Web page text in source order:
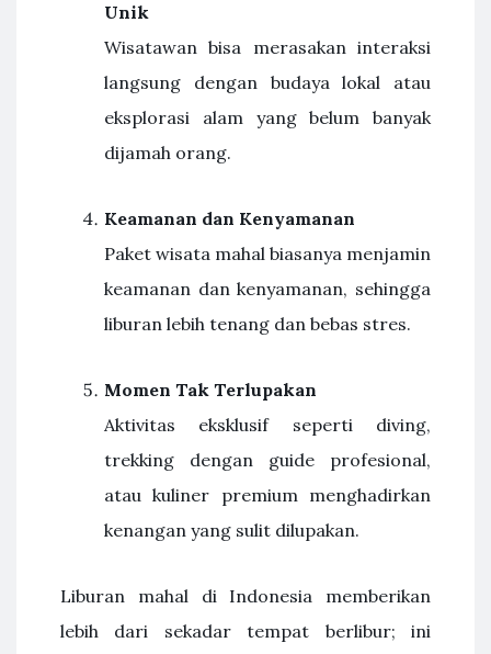
Unik
Wisatawan bisa merasakan interaksi
langsung dengan budaya lokal atau
eksplorasi alam yang belum banyak
dijamah orang.
Keamanan dan Kenyamanan
Paket wisata mahal biasanya menjamin
keamanan dan kenyamanan, sehingga
liburan lebih tenang dan bebas stres.
Momen Tak Terlupakan
Aktivitas eksklusif seperti diving,
trekking dengan guide profesional,
atau kuliner premium menghadirkan
kenangan yang sulit dilupakan.
Liburan mahal di Indonesia memberikan
lebih dari sekadar tempat berlibur; ini